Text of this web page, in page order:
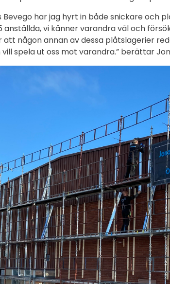
Bevego har jag hyrt in både snickare och
anställda, vi känner varandra väl och
att någon annan av dessa plåtslagerier
spela ut oss mot varandra.” berättar